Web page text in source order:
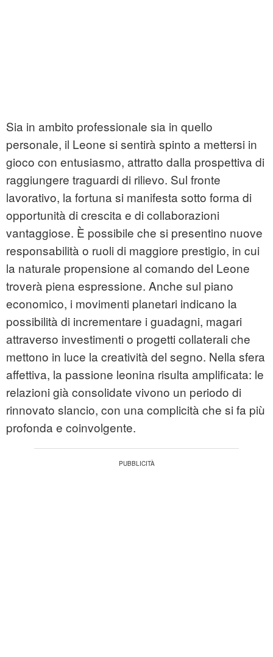
Sia in ambito professionale sia in quello
personale, il Leone si sentirà spinto a mettersi in
gioco con entusiasmo, attratto dalla prospettiva di
raggiungere traguardi di rilievo. Sul fronte
lavorativo, la fortuna si manifesta sotto forma di
opportunità di crescita e di collaborazioni
vantaggiose. È possibile che si presentino nuove
responsabilità o ruoli di maggiore prestigio, in cui
la naturale propensione al comando del Leone
troverà piena espressione. Anche sul piano
economico, i movimenti planetari indicano la
possibilità di incrementare i guadagni, magari
attraverso investimenti o progetti collaterali che
mettono in luce la creatività del segno. Nella sfera
affettiva, la passione leonina risulta amplificata: le
relazioni già consolidate vivono un periodo di
rinnovato slancio, con una complicità che si fa più
profonda e coinvolgente.